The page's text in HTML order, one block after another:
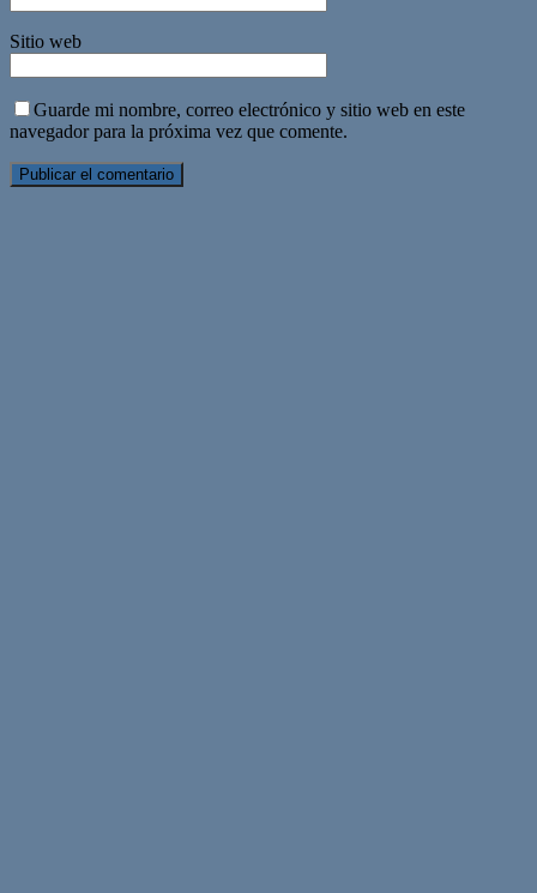
Sitio web
Guarde mi nombre, correo electrónico y sitio web en este
navegador para la próxima vez que comente.